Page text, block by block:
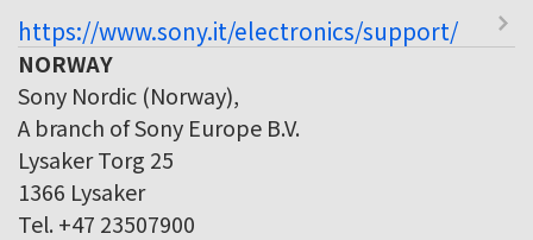
https://www.sony.it/electronics/support/
NORWAY
Sony Nordic (Norway),
A branch of Sony Europe B.V.
Lysaker Torg 25
1366 Lysaker
Tel. +47 23507900